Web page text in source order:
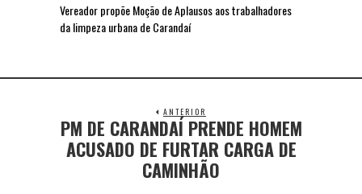
Vereador propõe Moção de Aplausos aos trabalhadores
da limpeza urbana de Carandaí
ANTERIOR
PM DE CARANDAÍ PRENDE HOMEM
ACUSADO DE FURTAR CARGA DE
CAMINHÃO